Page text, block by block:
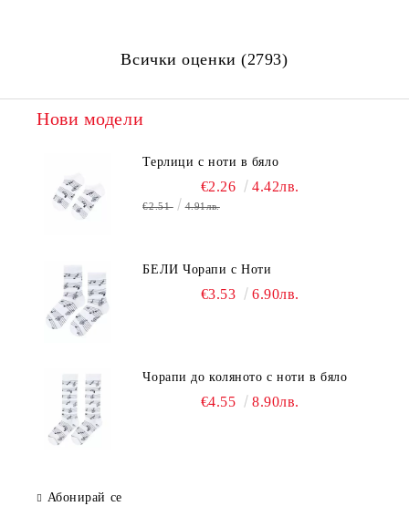
Всички оценки (2793)
Нови модели
Терлици с ноти в бяло
€2.26 4.42лв.
€2.51 4.91лв.
БЕЛИ Чорапи с Ноти
€3.53 6.90лв.
Чорапи до коляното с ноти в бяло
€4.55 8.90лв.
Абонирай се